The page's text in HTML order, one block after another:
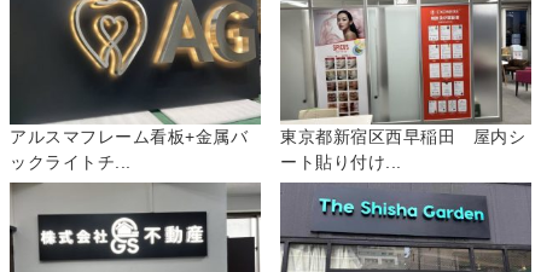
アルスマフレーム看板+金属バ
ックライトチ...
東京都新宿区西早稲田 屋内シ
ート貼り付け...